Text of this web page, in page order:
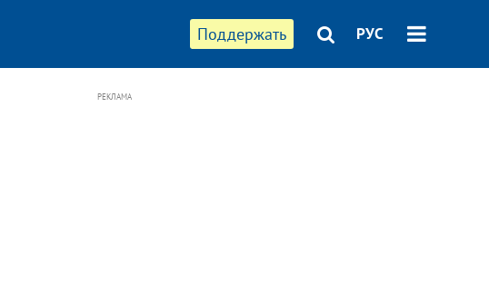
Поддержать РУС
РЕКЛАМА